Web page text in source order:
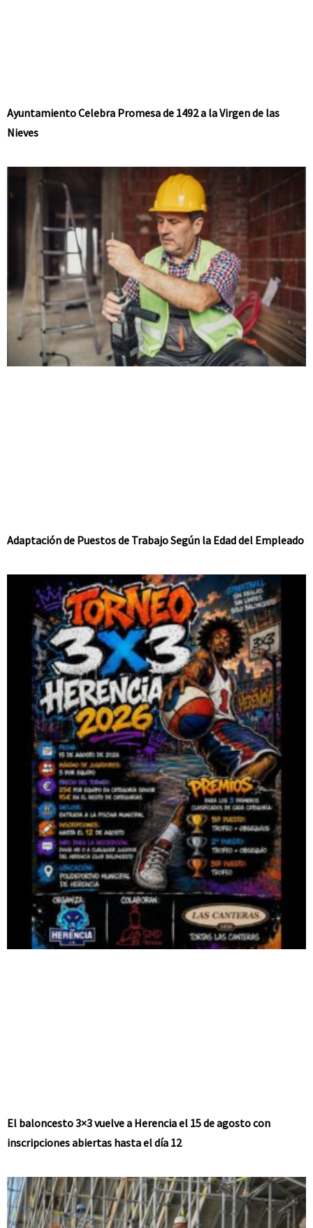
Ayuntamiento Celebra Promesa de 1492 a la Virgen de las
Nieves
Adaptación de Puestos de Trabajo Según la Edad del Empleado
El baloncesto 3×3 vuelve a Herencia el 15 de agosto con
inscripciones abiertas hasta el día 12